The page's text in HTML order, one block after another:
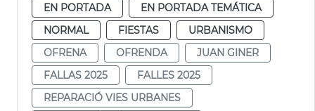
EN PORTADA
EN PORTADA TEMÁTICA
NORMAL
FIESTAS
URBANISMO
OFRENA
OFRENDA
JUAN GINER
FALLAS 2025
FALLES 2025
REPARACIÓ VIES URBANES